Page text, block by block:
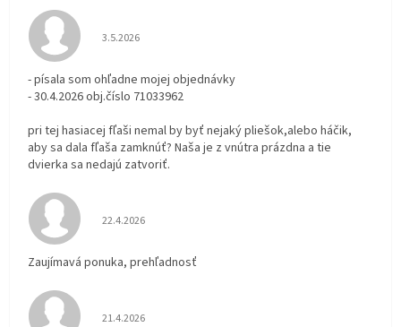
Hodnotenie obchodu je 3 z 5 hviezdičiek.
3.5.2026
- písala som ohľadne mojej objednávky
- 30.4.2026 obj.číslo 71033962
pri tej hasiacej fľaši nemal by byť nejaký pliešok,alebo háčik,
aby sa dala fľaša zamknúť? Naša je z vnútra prázdna a tie
dvierka sa nedajú zatvoriť.
Hodnotenie obchodu je 5 z 5 hviezdičiek.
22.4.2026
Zaujímavá ponuka, prehľadnosť
Hodnotenie obchodu je 5 z 5 hviezdičiek.
21.4.2026